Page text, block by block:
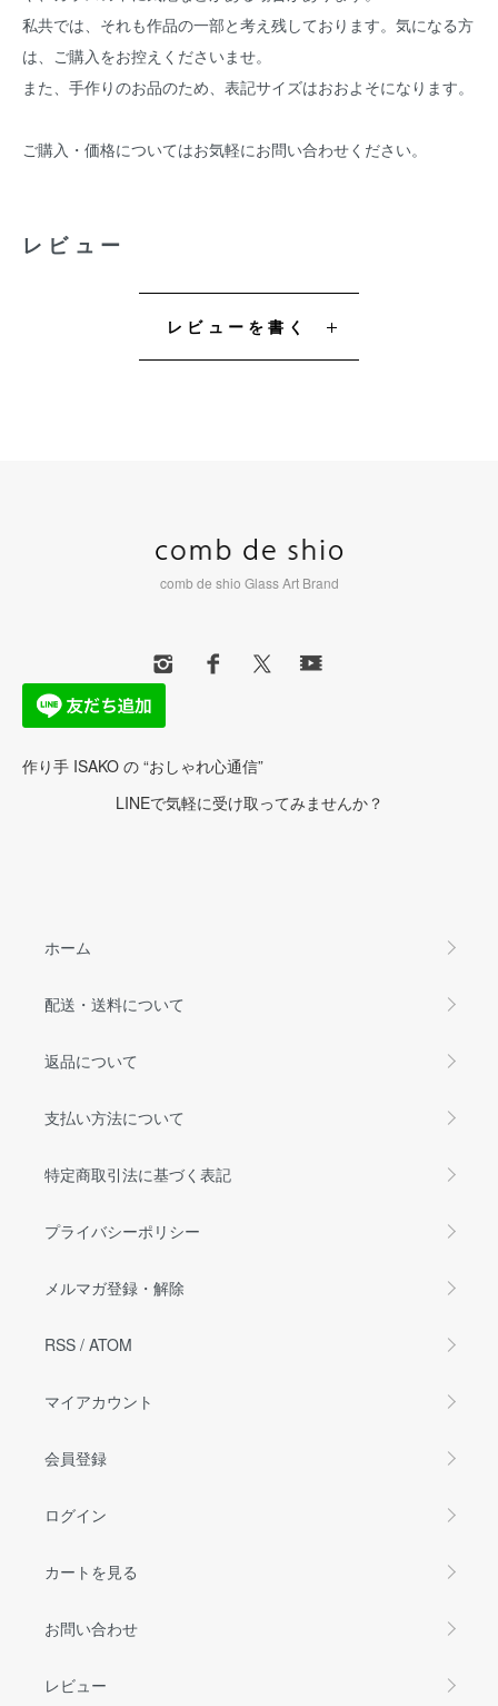
私共では、それも作品の一部と考え残しております。気になる方
は、ご購入をお控えくださいませ。
また、手作りのお品のため、表記サイズはおおよそになります。
ご購入・価格についてはお気軽にお問い合わせください。
レビュー
レビューを書く
comb de shio Glass Art Brand
作り手 ISAKO の “おしゃれ心通信”
LINEで気軽に受け取ってみませんか？
ホーム
配送・送料について
返品について
支払い方法について
特定商取引法に基づく表記
プライバシーポリシー
メルマガ登録・解除
RSS / ATOM
マイアカウント
会員登録
ログイン
カートを見る
お問い合わせ
レビュー